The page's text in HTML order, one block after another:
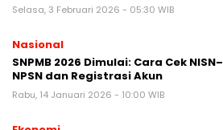
Selasa, 3 Februari 2026 - 05:30 WIB
Nasional
SNPMB 2026 Dimulai: Cara Cek NISN–
NPSN dan Registrasi Akun
Rabu, 14 Januari 2026 - 10:00 WIB